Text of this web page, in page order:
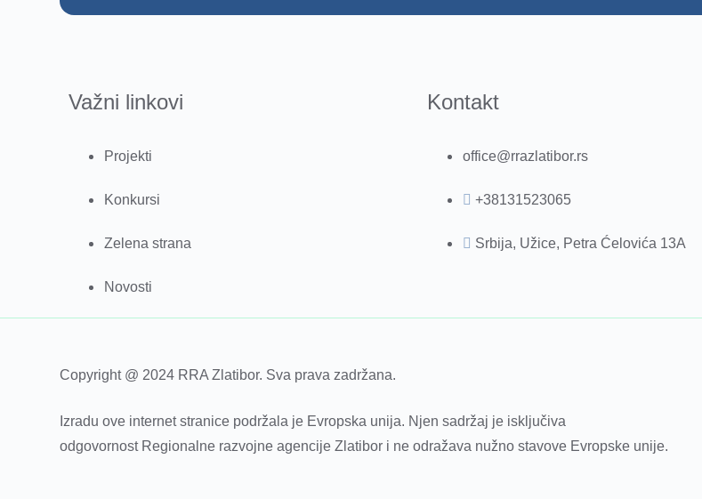
Važni linkovi
Projekti
Konkursi
Zelena strana
Novosti
Kontakt
office@rrazlatibor.rs
+38131523065
Srbija, Užice, Petra Ćelovića 13A
Copyright @ 2024 RRA Zlatibor. Sva prava zadržana.
Izradu ove internet stranice podržala je Evropska unija. Njen sadržaj je isključiva
odgovornost Regionalne razvojne agencije Zlatibor i ne odražava nužno stavove Evropske unije.